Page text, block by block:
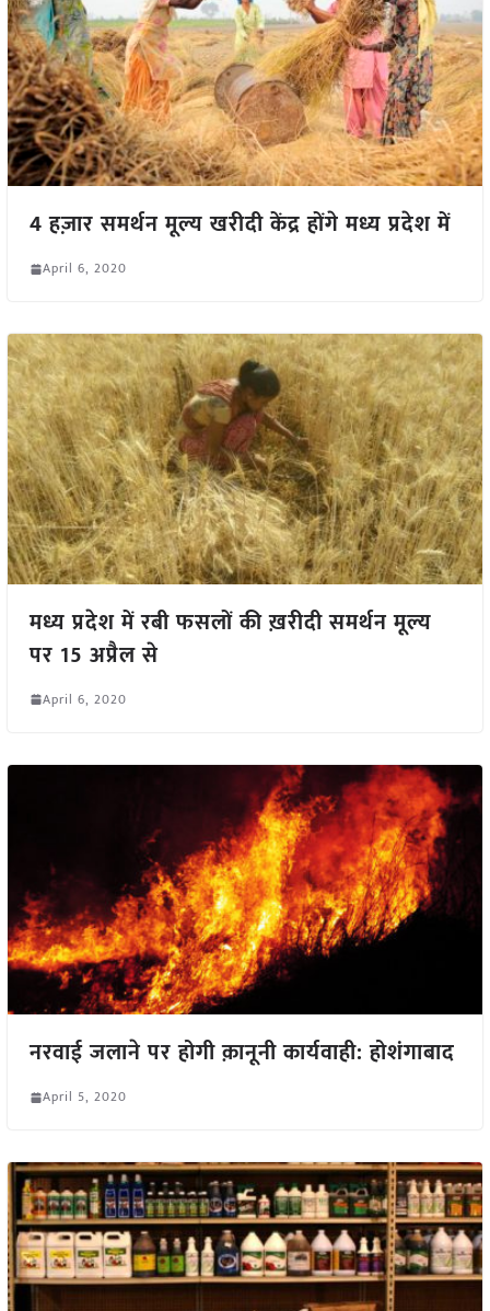
4 हज़ार समर्थन मूल्य खरीदी केंद्र होंगे मध्य प्रदेश में
April 6, 2020
मध्य प्रदेश में रबी फसलों की ख़रीदी समर्थन मूल्य
पर 15 अप्रैल से
April 6, 2020
नरवाई जलाने पर होगी क़ानूनी कार्यवाही: होशंगाबाद
April 5, 2020